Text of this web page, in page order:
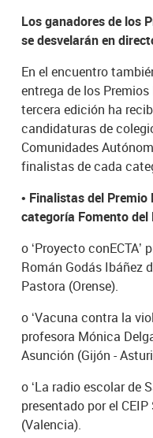
Los ganadores de los
se desvelarán en
En el encuentro
entrega de los
tercera edición ha
candidaturas de
Comunidades
finalistas de cada
• Finalistas del Premio
categoría Fomento
o ‘Proyecto
Román Godás Ibáñez
Pastora (Orense).
o ‘Vacuna contra la
profesora Mónica
Asunción (Gijón -
o ‘La radio escolar de
presentado por el
(Valencia).